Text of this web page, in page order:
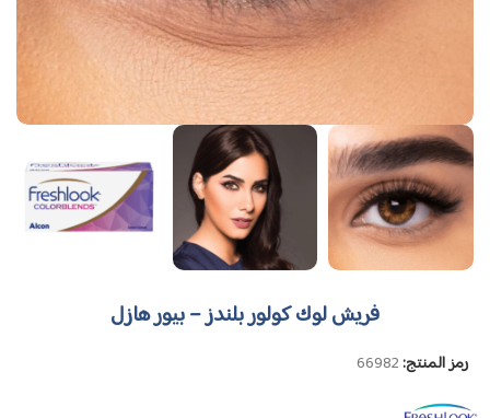
فريش لوك كولور بلندز – بيور هازل
رمز المنتج:66982